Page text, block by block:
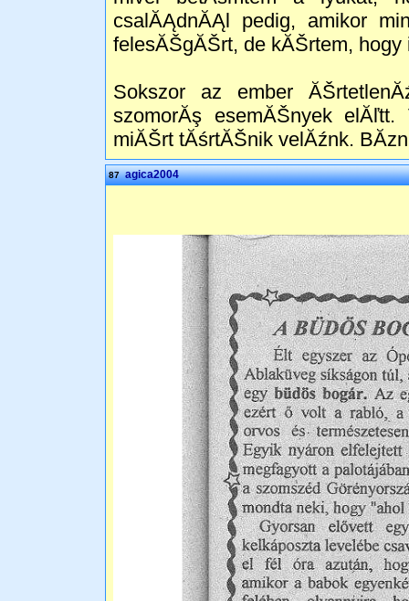
csalĂĄdnĂĄl pedig, amikor
felesĂŠgĂŠrt, de kĂŠrtem, hogy
Sokszor az ember
szomorĂş esemĂŠnyek
miĂŠrt tĂśrtĂŠnik velĂźnk.
87 agica2004